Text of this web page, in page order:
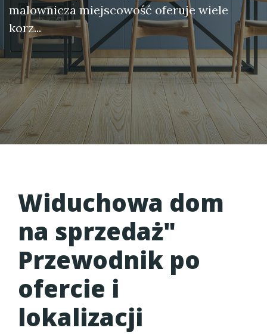
malownicza miejscowość oferuje wiele
korz...
Widuchowa dom
na sprzedaż"
Przewodnik po
ofercie i
lokalizacji